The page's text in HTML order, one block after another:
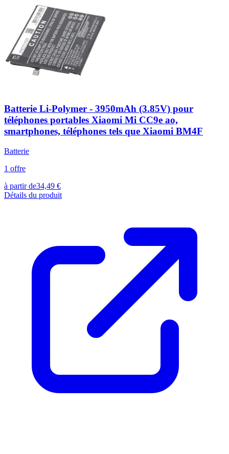
Batterie Li-Polymer - 3950mAh (3.85V) pour
téléphones portables Xiaomi Mi CC9e ao,
smartphones, téléphones tels que Xiaomi BM4F
Batterie
1 offre
à partir de34,49 €
Détails du produit